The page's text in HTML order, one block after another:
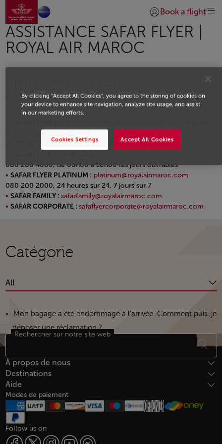
Saut au contenu principal
Aller à la page accueil
Se connecter |
Book a flight
ASSISTANCE SAFAR FLYER |
ROYAL AIR MAROC
Si vous souhaitez une assistance particulière ou un renseignement,
contactez votre service clientèle Safar Flyer dédié !
05 22 48 97 02, de 08h00 à 18h00 les jours ouvrables
080 200 4000, de 08h00 à 18h00 les jours ouvrables
SAFAR FLYER PLATINUM : platinum@royalairmaroc.com
080 200 2000, 24 heures sur 24, 7 jours sur 7
SAFAR FAMILY : safarfamily@royalairmaroc.com
SAFAR CORPORATE : safaflyercorporate@royalairmaroc.com
Catégorie
All
Mon bagage a été endommagé à l’arrivée. Comment puis-je
déposer une réclamation ?
Bas de page Plan du site
Rechercher sur notre site web
À propos de nous
Destinations
Aide
Modes de paiement
Follow us on
By clicking “Accept All Cookies”, you agree to the storing of cookies on
your device to enhance site navigation, analyze site usage, and assist
in our marketing efforts.
Accept All Cookies
Cookies Settings